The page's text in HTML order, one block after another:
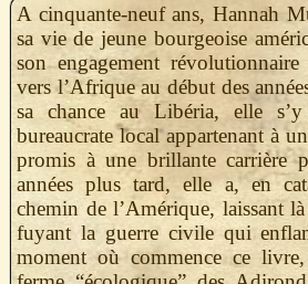
A cinquante-neuf ans, Hannah
sa vie de jeune bourgeoise
son engagement
vers l’Afrique au début des
sa chance au Libéria, elle
bureaucrate local appartenant à
promis à une brillante carrière
années plus tard, elle a, en
chemin de l’Amérique, laissant
fuyant la guerre civile qui
moment où commence ce